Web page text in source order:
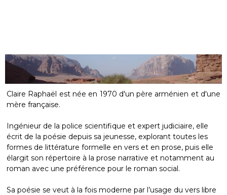
Claire Raphaël est née en 1970 d'un père arménien et d'une
mère française.
Ingénieur de la police scientifique et expert judiciaire, elle
écrit de la poésie depuis sa jeunesse, explorant toutes les
formes de littérature formelle en vers et en prose, puis elle
élargit son répertoire à la prose narrative et notamment au
roman avec une préférence pour le roman social.
Sa poésie se veut à la fois moderne par l’usage du vers libre